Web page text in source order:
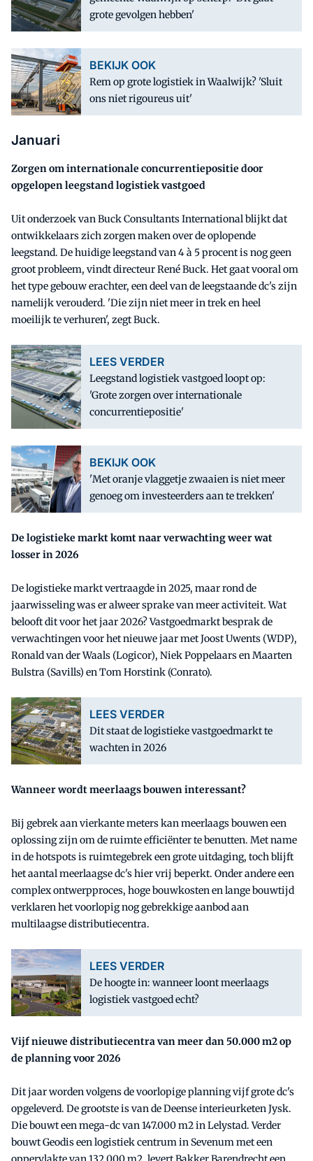
grote gevolgen hebben'
BEKIJK OOK
Rem op grote logistiek in Waalwijk? 'Sluit
ons niet rigoureus uit'
Januari
Zorgen om internationale concurrentiepositie door
opgelopen leegstand logistiek vastgoed
Uit onderzoek van Buck Consultants International blijkt dat
ontwikkelaars zich zorgen maken over de oplopende
leegstand. De huidige leegstand van 4 à 5 procent is nog geen
groot probleem, vindt directeur René Buck. Het gaat vooral om
het type gebouw erachter, een deel van de leegstaande dc's zijn
namelijk verouderd. 'Die zijn niet meer in trek en heel
moeilijk te verhuren', zegt Buck.
LEES VERDER
Leegstand logistiek vastgoed loopt op:
'Grote zorgen over internationale
concurrentiepositie'
BEKIJK OOK
'Met oranje vlaggetje zwaaien is niet meer
genoeg om investeerders aan te trekken'
De logistieke markt komt naar verwachting weer wat
losser in 2026
De logistieke markt vertraagde in 2025, maar rond de
jaarwisseling was er alweer sprake van meer activiteit. Wat
belooft dit voor het jaar 2026? Vastgoedmarkt besprak de
verwachtingen voor het nieuwe jaar met Joost Uwents (WDP),
Ronald van der Waals (Logicor), Niek Poppelaars en Maarten
Bulstra (Savills) en Tom Horstink (Conrato).
LEES VERDER
Dit staat de logistieke vastgoedmarkt te
wachten in 2026
Wanneer wordt meerlaags bouwen interessant?
Bij gebrek aan vierkante meters kan meerlaags bouwen een
oplossing zijn om de ruimte efficiënter te benutten. Met name
in de hotspots is ruimtegebrek een grote uitdaging, toch blijft
het aantal meerlaagse dc's hier vrij beperkt. Onder andere een
complex ontwerpproces, hoge bouwkosten en lange bouwtijd
verklaren het voorlopig nog gebrekkige aanbod aan
multilaagse distributiecentra.
LEES VERDER
De hoogte in: wanneer loont meerlaags
logistiek vastgoed echt?
Vijf nieuwe distributiecentra van meer dan 50.000 m2 op
de planning voor 2026
Dit jaar worden volgens de voorlopige planning vijf grote dc's
opgeleverd. De grootste is van de Deense interieurketen Jysk.
Die bouwt een mega-dc van 147.000 m2 in Lelystad. Verder
bouwt Geodis een logistiek centrum in Sevenum met een